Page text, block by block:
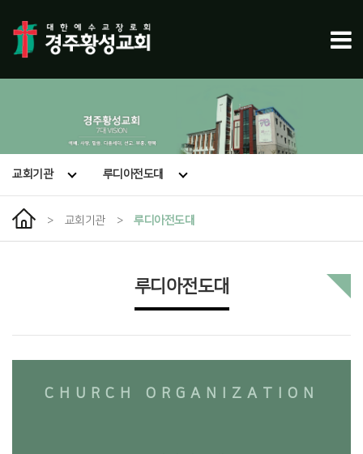
교회기관 루디아전도대
> 교회기관 > 루디아전도대
루디아전도대
CHURCH ORGANIZATION